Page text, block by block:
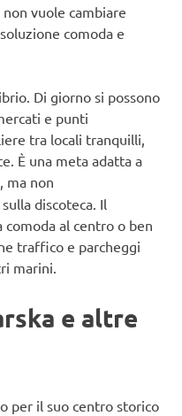
vuole cambiare
comoda e
Di giorno si possono
e punti
tra locali tranquilli,
È una meta adatta a
, ma non
discoteca. Il
al centro o ben
traffico e parcheggi
marini.
e altre
per il suo centro storico